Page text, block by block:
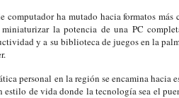
computador ha mutado hacia formatos
la potencia de una PC
y a su biblioteca de juegos en la
personal en la región se encamina hacia
de vida donde la tecnología sea el